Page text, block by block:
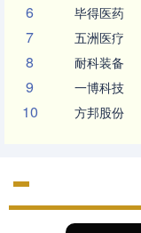
6 毕得医药
7 五洲医疗
8 耐科装备
9 一博科技
10 方邦股份